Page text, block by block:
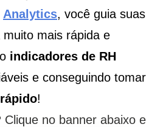
Analytics, você guia suas
mais rápida e
indicadores de RH
e conseguindo tomar
!
Clique no banner abaixo e